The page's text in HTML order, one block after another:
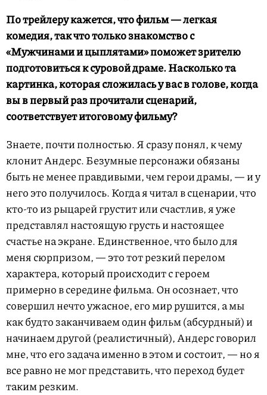
По трейлеру кажется, что фильм — легкая
комедия, так что только знакомство с
«Мужчинами и цыплятами» поможет зрителю
подготовиться к суровой драме. Насколько та
картинка, которая сложилась у вас в голове, когда
вы в первый раз прочитали сценарий,
соответствует итоговому фильму?
Знаете, почти полностью. Я сразу понял, к чему
клонит Андерс. Безумные персонажи обязаны
быть не менее правдивыми, чем герои драмы, — и у
него это получилось. Когда я читал в сценарии, что
кто-то из рыцарей грустит или счастлив, я уже
представлял настоящую грусть и настоящее
счастье на экране. Единственное, что было для
меня сюрпризом, — это тот резкий перелом
характера, который происходит с героем
примерно в середине фильма. Он осознает, что
совершил нечто ужасное, его мир рушится, а мы
как будто заканчиваем один фильм (абсурдный) и
начинаем другой (реалистичный), Андерс говорил
мне, что его задача именно в этом и состоит, — но я
все равно не мог представить, что переход будет
таким резким.